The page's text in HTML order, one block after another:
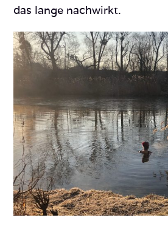
das lange nachwirkt.